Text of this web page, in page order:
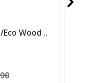
Wood ..